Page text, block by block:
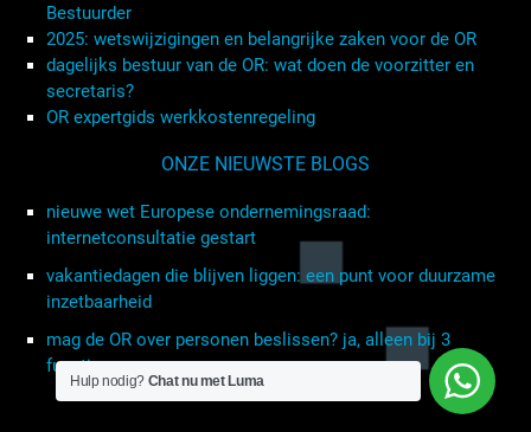
Bestuurder
2025: wetswijzigingen en belangrijke zaken voor de OR
dagelijks bestuur van de OR: wat doen de voorzitter en
secretaris?
OR expertgids werkkostenregeling
ONZE NIEUWSTE BLOGS
nieuwe wet Europese ondernemingsraad:
internetconsultatie gestart
vakantiedagen die blijven liggen: een punt voor duurzame
inzetbaarheid
mag de OR over personen beslissen? ja, alleen bij 3
functies
Hulp nodig? Chat nu met Luma